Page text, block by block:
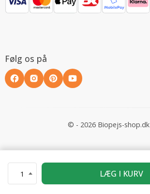
1 LÆG I KURV
Følg os på
© - 2026 Biopejs-shop.dk